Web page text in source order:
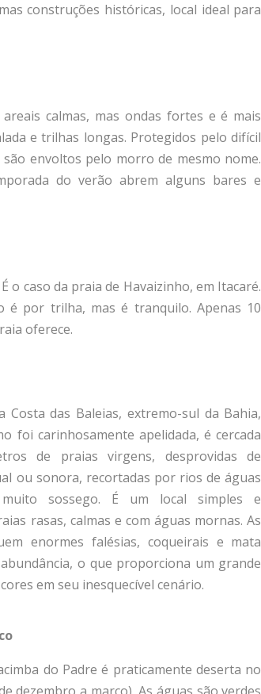
construções históricas, local ideal para
calmas, mas ondas fortes e é mais
e trilhas longas. Protegidos pelo difícil
envoltos pelo morro de mesmo nome.
do verão abrem alguns bares e
o caso da praia de Havaizinho, em Itacaré.
é por trilha, mas é tranquilo. Apenas 10
oferece.
Costa das Baleias, extremo-sul da Bahia,
foi carinhosamente apelidada, é cercada
de praias virgens, desprovidas de
ou sonora, recortadas por rios de águas
sossego. É um local simples e
rasas, calmas e com águas mornas. As
enormes falésias, coqueirais e mata
o que proporciona um grande
em seu inesquecível cenário.
do Padre é praticamente deserta no